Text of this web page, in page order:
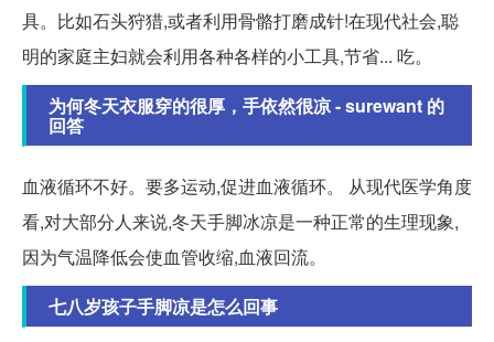
具。比如石头狩猎,或者利用骨骼打磨成针!在现代社会,聪
明的家庭主妇就会利用各种各样的小工具,节省... 吃。
为何冬天衣服穿的很厚，手依然很凉 - surewant 的
回答
血液循环不好。要多运动,促进血液循环。 从现代医学角度
看,对大部分人来说,冬天手脚冰凉是一种正常的生理现象,
因为气温降低会使血管收缩,血液回流。
七八岁孩子手脚凉是怎么回事